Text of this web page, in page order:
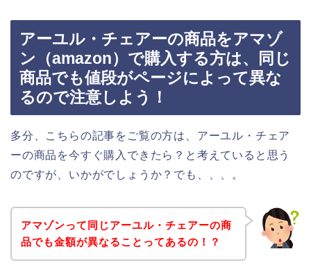
アーユル・チェアーの商品をアマゾ
ン（amazon）で購入する方は、同じ
商品でも値段がページによって異な
るので注意しよう！
多分、こちらの記事をご覧の方は、アーユル・チェア
ーの商品を今すぐ購入できたら？と考えていると思う
のですが、いかがでしょうか？でも、、、。
アマゾンって同じアーユル・チェアーの商
品でも金額が異なることってあるの！？